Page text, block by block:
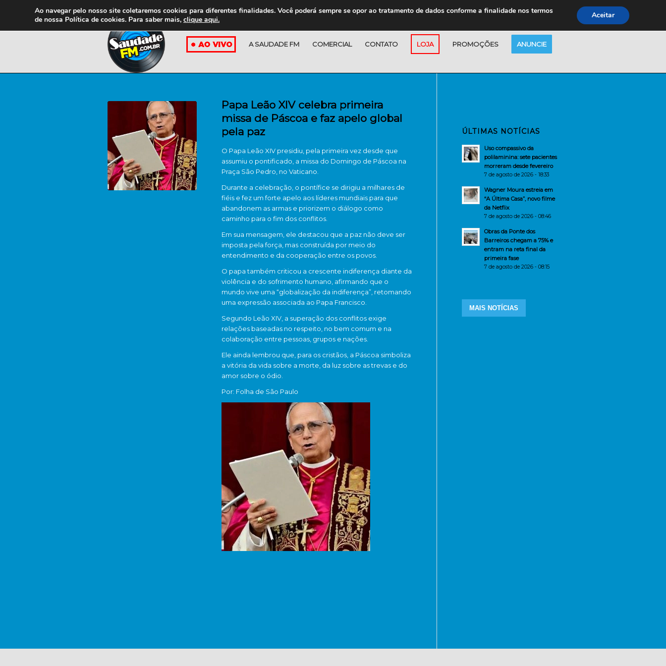
A SAUDADE FM COMERCIAL CONTATO LOJA PROMOÇÕES ANUNCIE
Papa Leão XIV celebra primeira
missa de Páscoa e faz apelo global
pela paz
O Papa Leão XIV presidiu, pela primeira vez desde que
assumiu o pontificado, a missa do Domingo de Páscoa na
Praça São Pedro , no Vaticano
Durante a celebração, o pontífice se dirigiu a milhares de
fiéis e fez um forte apelo aos líderes mundiais para que
abandonem as armas e priorizem o diálogo como
caminho para o fim dos conflitos.
Em sua mensagem, ele destacou que a paz não deve ser
imposta pela força, mas construída por meio do
entendimento e da cooperação entre os povos.
O papa também criticou a crescente indiferença diante da
violência e do sofrimento humano, afirmando que o
mundo vive uma “globalização da indiferença”, retomando
uma expressão associada ao Papa Francisco
Segundo Leão XIV, a superação dos conflitos exige
relações baseadas no respeito, no bem comum e na
colaboração entre pessoas, grupos e nações.
Ele ainda lembrou que, para os cristãos, a Páscoa simboliza
a vitória da vida sobre a morte, da luz sobre as trevas e do
amor sobre o ódio.
Por: Folha de São Paulo
ÚLTIMAS NOTÍCIAS
Uso compassivo da
polilaminina: sete pacientes
morreram desde fevereiro
7 de agosto de 2026 - 18:33
Wagner Moura estreia em
“A Última Casa”, novo filme
da Netflix
7 de agosto de 2026 - 08:46
Obras da Ponte dos
Barreiros chegam a 75% e
entram na reta final da
primeira fase
7 de agosto de 2026 - 08:15
MAIS NOTÍCIAS
Ao navegar pelo nosso site coletaremos cookies para diferentes finalidades. Você poderá sempre se opor ao tratamento de dados conforme a finalidade nos termos
de nossa Política de cookies. Para saber mais, clique aqui. Aceitar